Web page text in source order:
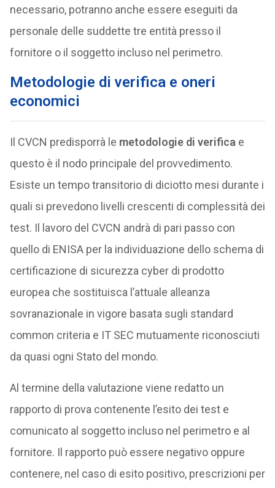
necessario, potranno anche essere eseguiti da
personale delle suddette tre entità presso il
fornitore o il soggetto incluso nel perimetro.
Metodologie di verifica e oneri
economici
Il CVCN predisporrà le metodologie di verifica e
questo è il nodo principale del provvedimento.
Esiste un tempo transitorio di diciotto mesi durante i
quali si prevedono livelli crescenti di complessità dei
test. Il lavoro del CVCN andrà di pari passo con
quello di ENISA per la individuazione dello schema di
certificazione di sicurezza cyber di prodotto
europea che sostituisca l’attuale alleanza
sovranazionale in vigore basata sugli standard
common criteria e IT SEC mutuamente riconosciuti
da quasi ogni Stato del mondo.
Al termine della valutazione viene redatto un
rapporto di prova contenente l’esito dei test e
comunicato al soggetto incluso nel perimetro e al
fornitore. Il rapporto può essere negativo oppure
contenere, nel caso di esito positivo, prescrizioni per